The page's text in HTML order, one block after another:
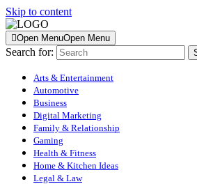
Skip to content
Open MenuOpen Menu
Search for:
Arts & Entertainment
Automotive
Business
Digital Marketing
Family & Relationship
Gaming
Health & Fitness
Home & Kitchen Ideas
Legal & Law